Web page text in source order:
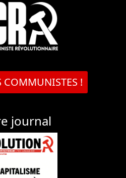
COMMUNISTES !
journal